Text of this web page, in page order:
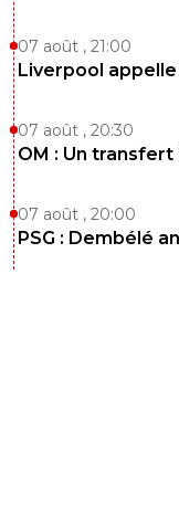
07 août , 21:00
Liverpool
07 août , 20:30
OM : Un transfert
07 août , 20:00
PSG : Dembélé